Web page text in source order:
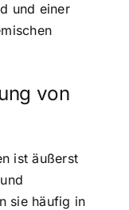
und einer
von
ist äußerst
sie häufig in